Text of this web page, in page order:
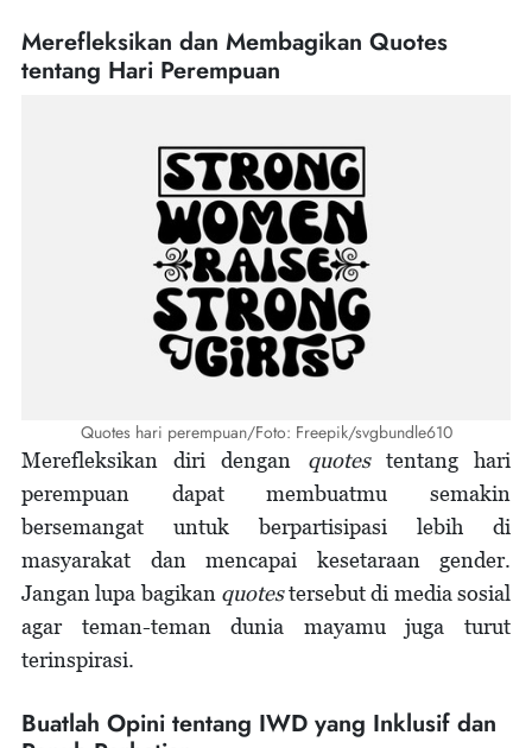
Merefleksikan dan Membagikan Quotes
tentang Hari Perempuan
Quotes hari perempuan/Foto: Freepik/svgbundle610
Merefleksikan diri dengan quotestentang hari
perempuan dapat membuatmu semakin
bersemangat untuk berpartisipasi lebih di
masyarakat dan mencapai kesetaraan gender.
Jangan lupa bagikan quotestersebut di media sosial
agar teman-teman dunia mayamu juga turut
terinspirasi.
Buatlah Opini tentang IWD yang Inklusif dan